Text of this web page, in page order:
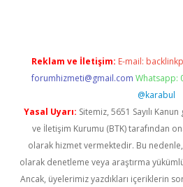
Reklam ve İletişim: E-mail:
forumhizmeti@gmail.com Whatsapp:
@karabul
Yasal Uyarı: Sitemiz, 5651 Sayılı
ve İletişim Kurumu (BTK) tarafından
olarak hizmet vermektedir. Bu
olarak denetleme veya araştırma
Ancak, üyelerimiz yazdıkları içeriklerin